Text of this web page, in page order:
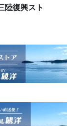
陸復興スト